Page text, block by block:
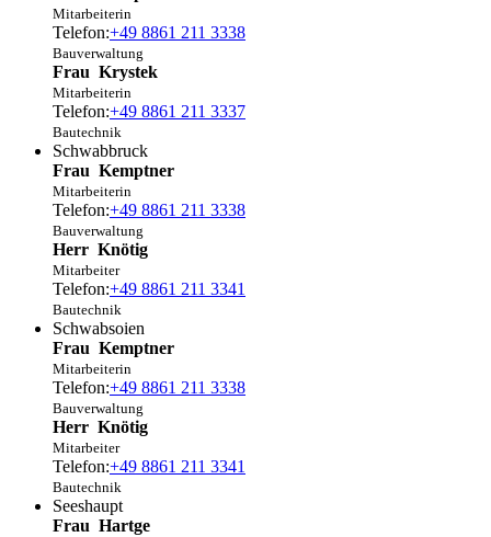
Mitarbeiterin
Telefon:+49 8861 211 3338
Bauverwaltung
Frau Krystek
Mitarbeiterin
Telefon:+49 8861 211 3337
Bautechnik
Schwabbruck
Frau Kemptner
Mitarbeiterin
Telefon:+49 8861 211 3338
Bauverwaltung
Herr Knötig
Mitarbeiter
Telefon:+49 8861 211 3341
Bautechnik
Schwabsoien
Frau Kemptner
Mitarbeiterin
Telefon:+49 8861 211 3338
Bauverwaltung
Herr Knötig
Mitarbeiter
Telefon:+49 8861 211 3341
Bautechnik
Seeshaupt
Frau Hartge